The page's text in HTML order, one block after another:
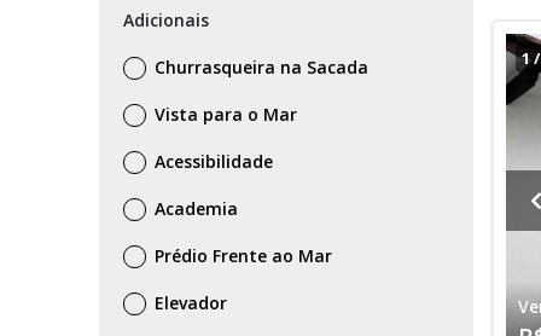
Adicionais
Churrasqueira na Sacada
Vista para o Mar
Acessibilidade
Academia
Prédio Frente ao Mar
Elevador
1/